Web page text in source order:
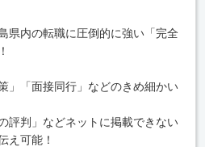
県内の転職に圧倒的に強い「完全
」「面接同行」などのきめ細かい
評判」などネットに掲載できない
え可能！